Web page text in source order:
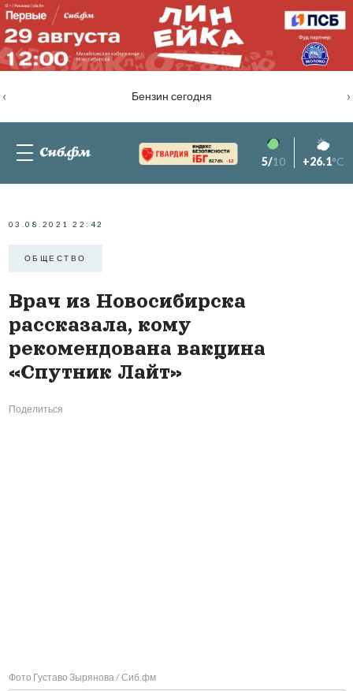
Бензин сегодня
‹ ›
82.76% -1.2 5/10 +26.1°C
03.08.2021 22:42
ОБЩЕСТВО
Врач из Новосибирска
рассказала, кому
рекомендована вакцина
«Спутник Лайт»
Поделиться
Фото Густаво Зырянова / Сиб.фм